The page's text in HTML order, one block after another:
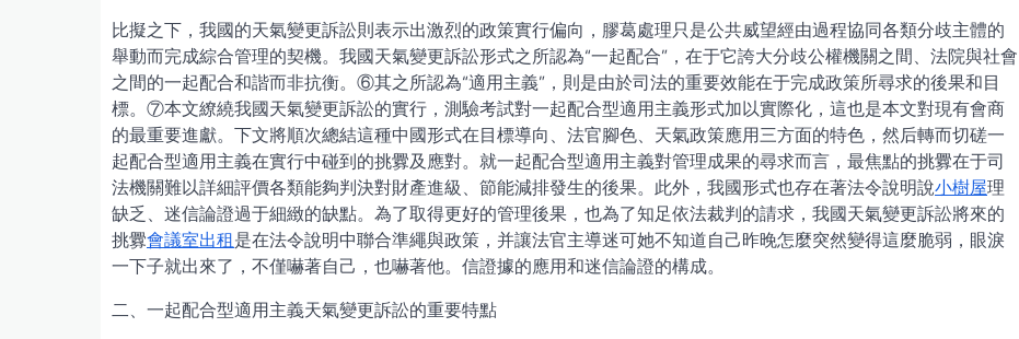
比擬之下，我國的天氣變更訴訟則表示出激烈的政策實行偏向，膠葛處理只是公共威望經由過程協同各類分歧主體的
舉動而完成綜合管理的契機。我國天氣變更訴訟形式之所認為“一起配合”，在于它誇大分歧公權機關之間、法院與社會
之間的一起配合和諧而非抗衡。⑥其之所認為“適用主義”，則是由於司法的重要效能在于完成政策所尋求的後果和目
標。⑦本文繚繞我國天氣變更訴訟的實行，測驗考試對一起配合型適用主義形式加以實際化，這也是本文對現有會商
的最重要進獻。下文將順次總結這種中國形式在目標導向、法官腳色、天氣政策應用三方面的特色，然后轉而切磋一
起配合型適用主義在實行中碰到的挑釁及應對。就一起配合型適用主義對管理成果的尋求而言，最焦點的挑釁在于司
法機關難以詳細評價各類能夠判決對財產進級、節能減排發生的後果。此外，我國形式也存在著法令說明說小樹屋理
缺乏、迷信論證過于細緻的缺點。為了取得更好的管理後果，也為了知足依法裁判的請求，我國天氣變更訴訟將來的
挑釁會議室出租是在法令說明中聯合準繩與政策，并讓法官主導迷可她不知道自己昨晚怎麼突然變得這麼脆弱，眼淚
一下子就出來了，不僅嚇著自己，也嚇著他。信證據的應用和迷信論證的構成。
二、一起配合型適用主義天氣變更訴訟的重要特點